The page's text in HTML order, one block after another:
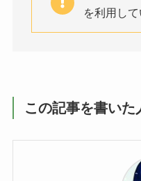
を利用し
この記事を書いた